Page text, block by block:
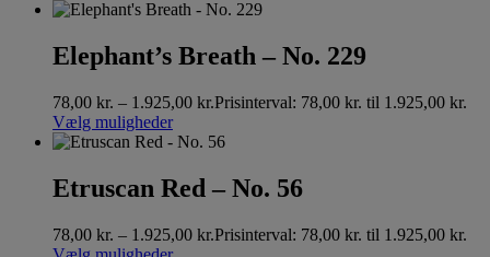
Elephant’s Breath – No. 229
78,00 kr. – 1.925,00 kr.Prisinterval: 78,00 kr. til 1.925,00 kr.
Vælg muligheder
Etruscan Red – No. 56
78,00 kr. – 1.925,00 kr.Prisinterval: 78,00 kr. til 1.925,00 kr.